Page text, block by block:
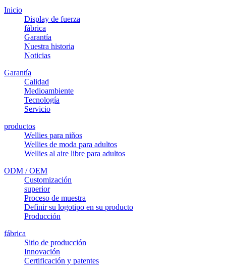
Inicio
Display de fuerza
fábrica
Garantía
Nuestra historia
Noticias
Garantía
Calidad
Medioambiente
Tecnología
Servicio
productos
Wellies para niños
Wellies de moda para adultos
Wellies al aire libre para adultos
ODM / OEM
Customización
superior
Proceso de muestra
Definir su logotipo en su producto
Producción
fábrica
Sitio de producción
Innovación
Certificación y patentes